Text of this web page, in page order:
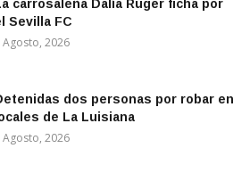
carrosaleña Dalía Ruger ficha por
Sevilla FC
Agosto, 2026
dos personas por robar en
de La Luisiana
Agosto, 2026